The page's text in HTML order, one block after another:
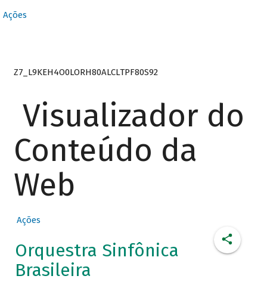
Ações
Z7_L9KEH4O0LORH80ALCLTPF80S92
Visualizador do
Conteúdo da
Web
Ações
Orquestra Sinfônica
Brasileira